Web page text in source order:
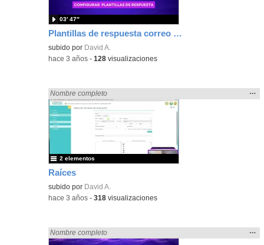
Plantillas de respuesta correo Educamadrid
subido por David A.
03′ 47″
-hace 3 años -128 visualizaciones
Raíces
Encontrado «zaragoza» en:
Nombre completo
la
…
subido por David A.
2 elementos
-hace 3 años -318 visualizaciones
Encontrado «zaragoza» en:
Nombre completo
la
…